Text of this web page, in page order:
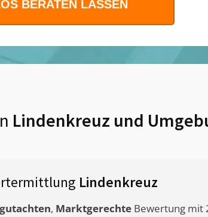
Lindenkreuz und
Lindenkreuz
, Marktgerechte Bewertung mit